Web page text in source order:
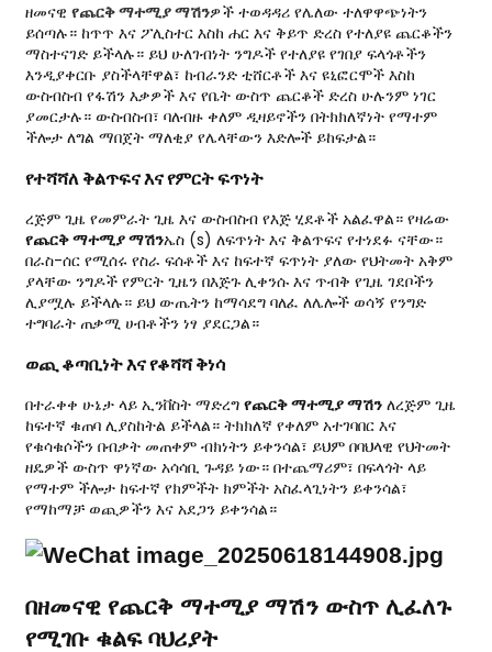
ዘመናዊ የጨርቅ ማተሚያ ማሽንዎች ተወዳዳሪ የሌለው ተለዋዋጭነትን
ይሰጣሉ። ከጥጥ እና ፖሊስተር እስከ ሐር እና ቅይጥ ድረስ የተለያዩ ጨርቆችን
ማስተናገድ ይችላሉ። ይህ ሁለገብነት ንግዶች የተለያዩ የገበያ ፍላጎቶችን
እንዲያቀርቡ ያስችላቸዋል፣ ከብራንድ ቲሸርቶች እና ዩኒፎርሞች እስከ
ውስብስብ የፋሽን እቃዎች እና የቤት ውስጥ ጨርቆች ድረስ ሁሉንም ነገር
ያመርታሉ። ውስብስብ፣ ባለብዙ ቀለም ዲዛይኖችን በትክክለኛነት የማተም
ችሎታ ለግል ማበጀት ማለቂያ የሌላቸውን እድሎች ይከፍታል።
የተሻሻለ ቅልጥፍና እና የምርት ፍጥነት
ረጅም ጊዜ የመምራት ጊዜ እና ውስብስብ የእጅ ሂደቶች አልፈዋል። የዛሬው
የጨርቅ ማተሚያ ማሽንኤስ (s) ለፍጥነት እና ቅልጥፍና የተነደፉ ናቸው።
በራስ-ሰር የሚሰሩ የስራ ፍሰቶች እና ከፍተኛ ፍጥነት ያለው የህትመት አቅም
ያላቸው ንግዶች የምርት ጊዜን በእጅጉ ሊቀንሱ እና ጥብቅ የጊዜ ገደቦችን
ሊያሟሉ ይችላሉ። ይህ ውጤትን ከማሳደግ ባለፈ ለሌሎች ወሳኝ የንግድ
ተግባራት ጠቃሚ ሀብቶችን ነፃ ያደርጋል።
ወጪ ቆጣቢነት እና የቆሻሻ ቅነሳ
በተራቀቀ ሁኔታ ላይ ኢንቨስት ማድረግ የጨርቅ ማተሚያ ማሽንለረጅም ጊዜ
ከፍተኛ ቁጠባ ሊያስከትል ይችላል። ትክክለኛ የቀለም አተገባበር እና
የቁሳቁሶችን በብቃት መጠቀም ብክነትን ይቀንሳል፣ ይህም በባህላዊ የህትመት
ዘዴዎች ውስጥ ዋነኛው አሳሳቢ ጉዳይ ነው። በተጨማሪም፣ በፍላጎት ላይ
የማተም ችሎታ ከፍተኛ የክምችት ክምችት አስፈላጊነትን ይቀንሳል፣
የማከማቻ ወጪዎችን እና አደጋን ይቀንሳል።
በዘመናዊ የጨርቅ ማተሚያ ማሽን ውስጥ ሊፈለጉ
የሚገቡ ቁልፍ ባህሪያት